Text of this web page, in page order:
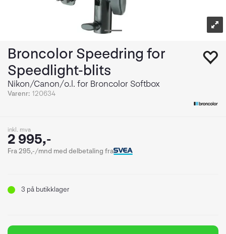
Broncolor Speedring for
Speedlight-blits
Nikon/Canon/o.l. for Broncolor Softbox
Varenr: 120634
inkl. mva
2 995,-
Fra 295,-/mnd med delbetaling fra
3 på butikklager